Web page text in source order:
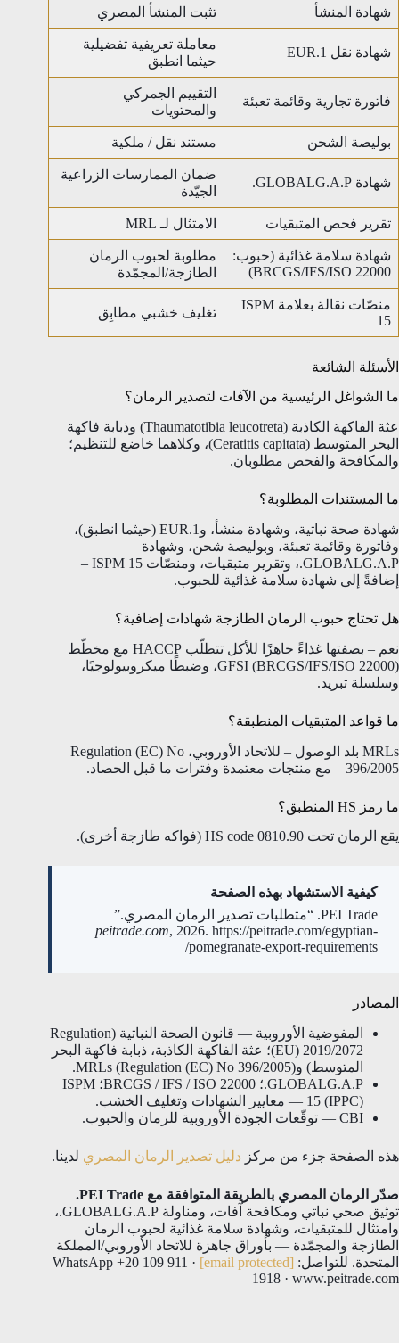
شهادة المنشأ تثبت المنشأ المصري
شهادة نقل EUR.1
معاملة تعريفية تفضيلية
حيثما انطبق
فاتورة تجارية وقائمة تعبئة
التقييم الجمركي
والمحتويات
بوليصة الشحن مستند نقل / ملكية
شهادة GLOBALG.A.P.
ضمان الممارسات الزراعية
الجيّدة
تقرير فحص المتبقيات الامتثال لـ MRL
شهادة سلامة غذائية (حبوب:
BRCGS/IFS/ISO 22000)
مطلوبة لحبوب الرمان
الطازجة/المجمّدة
منصّات نقالة بعلامة ISPM
15
تغليف خشبي مطابِق
الأسئلة الشائعة
ما الشواغل الرئيسية من الآفات لتصدير الرمان؟
عثة الفاكهة الكاذبة (Thaumatotibia leucotreta) وذبابة فاكهة
البحر المتوسط (Ceratitis capitata)، وكلاهما خاضع للتنظيم؛
والمكافحة والفحص مطلوبان.
ما المستندات المطلوبة؟
شهادة صحة نباتية، وشهادة منشأ، وEUR.1 (حيثما انطبق)،
وفاتورة وقائمة تعبئة، وبوليصة شحن، وشهادة
GLOBALG.A.P.، وتقرير متبقيات، ومنصّات ISPM 15 –
إضافةً إلى شهادة سلامة غذائية للحبوب.
هل تحتاج حبوب الرمان الطازجة شهادات إضافية؟
نعم – بصفتها غذاءً جاهزًا للأكل تتطلّب HACCP مع مخطّط
GFSI (BRCGS/IFS/ISO 22000)، وضبطًا ميكروبيولوجيًا،
وسلسلة تبريد.
ما قواعد المتبقيات المنطبقة؟
MRLs بلد الوصول – للاتحاد الأوروبي، Regulation (EC) No
396/2005 – مع منتجات معتمدة وفترات ما قبل الحصاد.
ما رمز HS المنطبق؟
يقع الرمان تحت HS code 0810.90 (فواكه طازجة أخرى).
كيفية الاستشهاد بهذه الصفحة
PEI Trade. “متطلبات تصدير الرمان المصري.”
peitrade.com, 2026. https://peitrade.com/egyptian-
pomegranate-export-requirements/
المصادر
المفوضية الأوروبية — قانون الصحة النباتية (Regulation
(EU) 2019/2072؛ عثة الفاكهة الكاذبة، ذبابة فاكهة البحر
المتوسط) وMRLs (Regulation (EC) No 396/2005).
GLOBALG.A.P.؛ BRCGS / IFS / ISO 22000؛ ISPM
15 (IPPC) — معايير الشهادات وتغليف الخشب.
CBI — توقّعات الجودة الأوروبية للرمان والحبوب.
هذه الصفحة جزء من مركز دليل تصدير الرمان المصري لدينا.
صدّر الرمان المصري بالطريقة المتوافقة مع PEI Trade.
توثيق صحي نباتي ومكافحة آفات، ومناولة GLOBALG.A.P.،
وامتثال للمتبقيات، وشهادة سلامة غذائية لحبوب الرمان
الطازجة والمجمّدة — بأوراق جاهزة للاتحاد الأوروبي/المملكة
المتحدة. للتواصل: [email protected]
· WhatsApp +20 109 911
1918 · www.peitrade.com